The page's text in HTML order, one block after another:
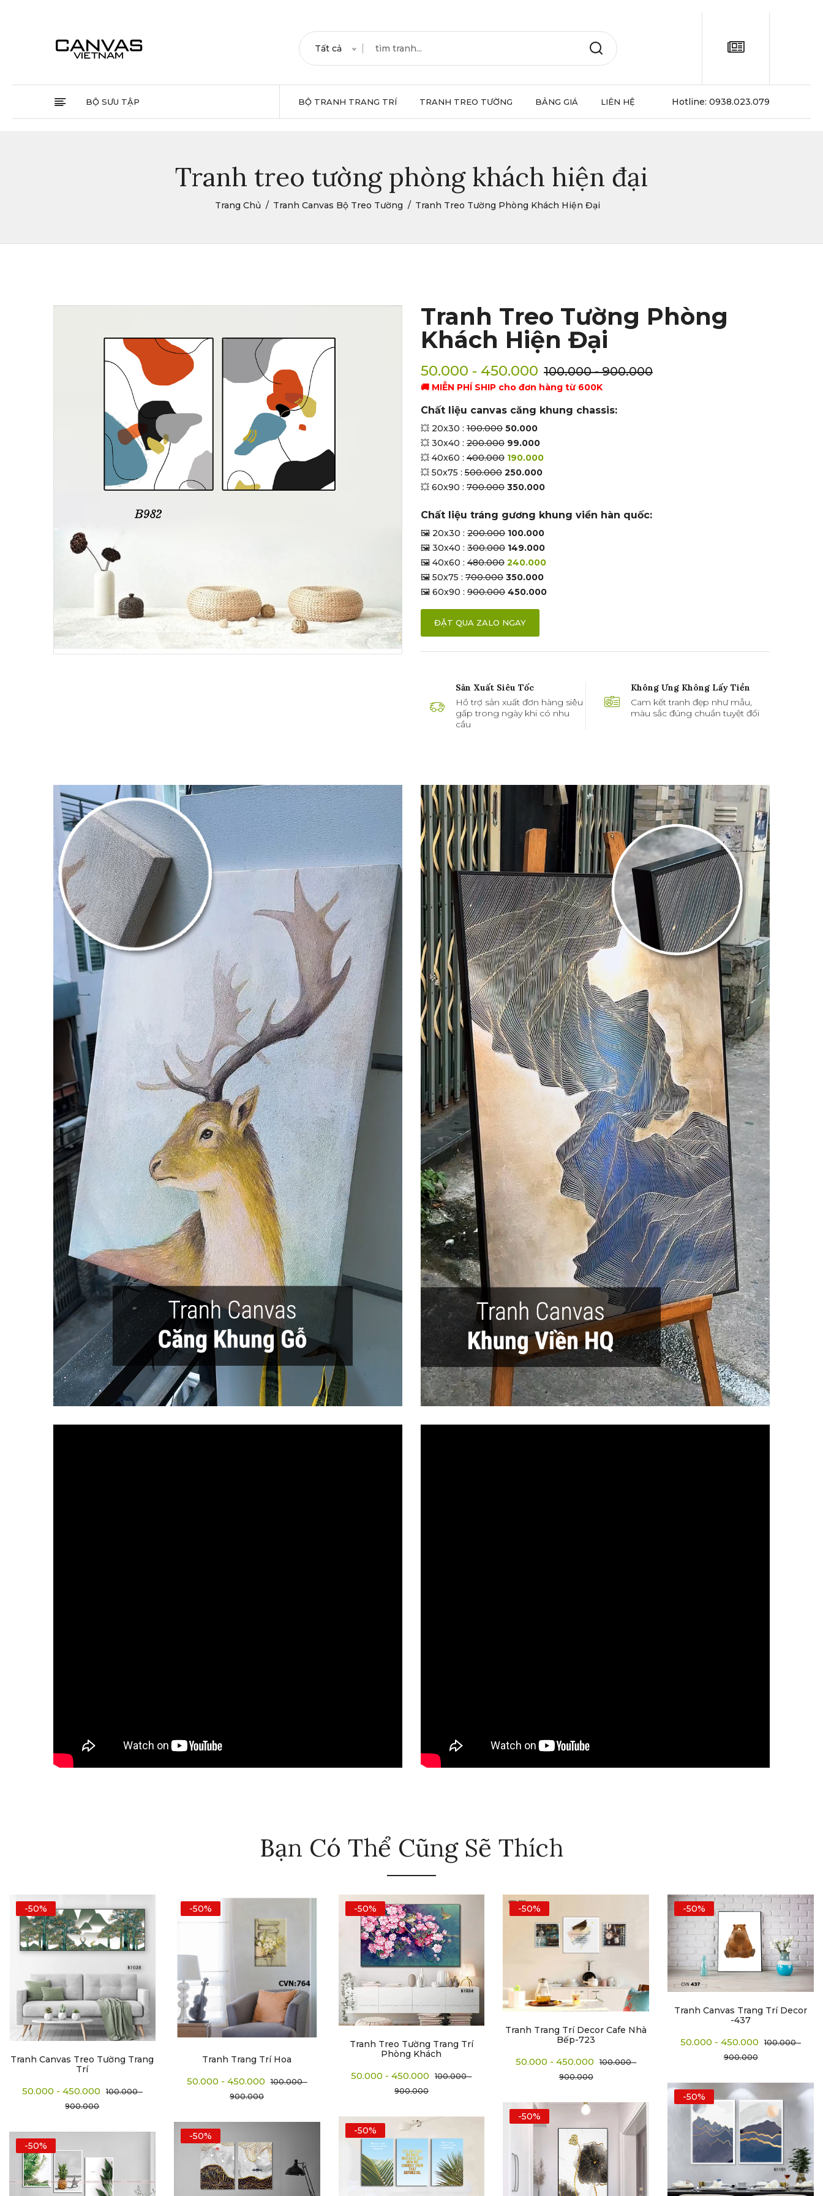
Tất cả
BỘ SƯU TẬP BỘ TRANH TRANG TRÍ TRANH TREO TƯỜNG BẢNG GIÁ LIÊN HỆ Hotline: 0938.023.079
Tranh treo tường phòng khách hiện đại
Trang Chủ Tranh Canvas Bộ Treo Tường Tranh Treo Tường Phòng Khách Hiện Đại
Tranh Treo Tường Phòng
Khách Hiện Đại
50.000 - 450.000 100.000 - 900.000
🚚 MIỄN PHÍ SHIP cho đơn hàng từ 600K
Chất liệu canvas căng khung chassis:
💥 20x30 : 100.000 50.000
💥 30x40 : 200.000 99.000
💥 40x60 : 400.000 190.000
💥 50x75 : 500.000 250.000
💥 60x90 : 700.000 350.000
Chất liệu tráng gương khung viền hàn quốc:
🖼 20x30 : 200.000 100.000
🖼 30x40 : 300.000 149.000
🖼 40x60 : 480.000 240.000
🖼 50x75 : 700.000 350.000
🖼 60x90 : 900.000 450.000
ĐẶT QUA ZALO NGAY
Sản Xuất Siêu Tốc
Hổ trợ sản xuất đơn hàng siêu
gấp trong ngày khi có nhu
cầu
Không Ưng Không Lấy Tiền
Cam kết tranh đẹp như mẫu,
màu sắc đúng chuẩn tuyệt đối
Bạn Có Thể Cũng Sẽ Thích
-50%
Tranh Canvas Treo Tường Trang
Trí
50.000 - 450.000
100.000 -
900.000
-50%
-50%
Tranh Trang Trí Hoa
50.000 - 450.000
100.000 -
900.000
-50%
-50%
Tranh Treo Tường Trang Trí
Phòng Khách
50.000 - 450.000
100.000 -
900.000
-50%
-50%
Tranh Trang Trí Decor Cafe Nhà
Bếp-723
50.000 - 450.000
100.000 -
900.000
-50%
-50%
Tranh Canvas Trang Trí Decor
-437
50.000 - 450.000
100.000 -
900.000
-50%